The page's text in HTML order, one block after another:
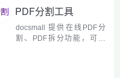
无论是只需旋转某一个页
面，还是需要将多个连续或
不连续的页面统一旋转方
向，都能精准实现。在旋转
PDF分割工具
docsmall 提供在线PDF分
割、PDF拆分功能，可将